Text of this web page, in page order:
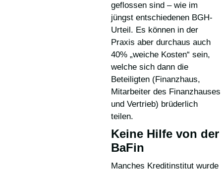
geflossen sind – wie im
jüngst entschiedenen BGH-
Urteil. Es können in der
Praxis aber durchaus auch
40% „weiche Kosten“ sein,
welche sich dann die
Beteiligten (Finanzhaus,
Mitarbeiter des Finanzhauses
und Vertrieb) brüderlich
teilen.
Keine Hilfe von der
BaFin
Manches Kreditinstitut wurde